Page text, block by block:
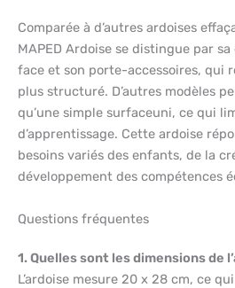
Comparée à d’autres ardoises
MAPED Ardoise se distingue par
face et son porte-accessoires, qui
plus structuré. D’autres modèles
qu’une simple surfaceuni, ce qui
d’apprentissage. Cette ardoise
besoins variés des enfants, de la
développement des compétences
Questions fréquentes
1. Quelles sont les dimensions de
L’ardoise mesure 20 x 28 cm, ce